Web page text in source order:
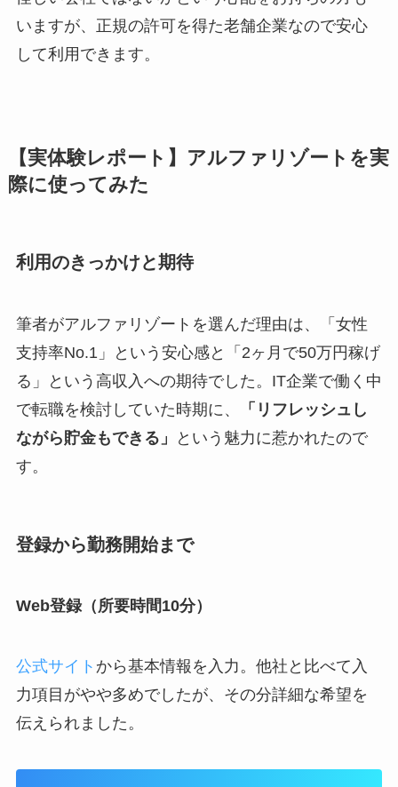
いますが、正規の許可を得た老舗企業なので安心
して利用できます。
【実体験レポート】アルファリゾートを実
際に使ってみた
利用のきっかけと期待
筆者がアルファリゾートを選んだ理由は、「女性
支持率No.1」という安心感と「2ヶ月で50万円稼げ
る」という高収入への期待でした。IT企業で働く中
で転職を検討していた時期に、
「リフレッシュし
ながら貯金もできる」
という魅力に惹かれたので
す。
登録から勤務開始まで
Web登録（所要時間10分）
公式サイト から基本情報を入力。他社と比べて入
力項目がやや多めでしたが、その分詳細な希望を
伝えられました。